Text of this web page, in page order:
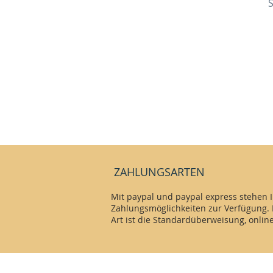
ZAHLUNGSARTEN
Mit paypal und paypal express stehen
Zahlungsmöglichkeiten zur
Art ist die Standardüberweisung,